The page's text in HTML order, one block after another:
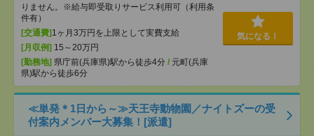
りません。※給与即受取りサービス利用可（利用条
件有）
[交通費] 1ヶ月3万円を上限として実費支給
[月収例] 15～20万円
[勤務地] 県庁前(兵庫県)駅から徒歩4分 / 元町(兵庫
県)駅から徒歩6分
気になる！
≪単発＊1日から～≫天王寺動物園／ナイトズーの受
付案内メンバー大募集！[派遣]